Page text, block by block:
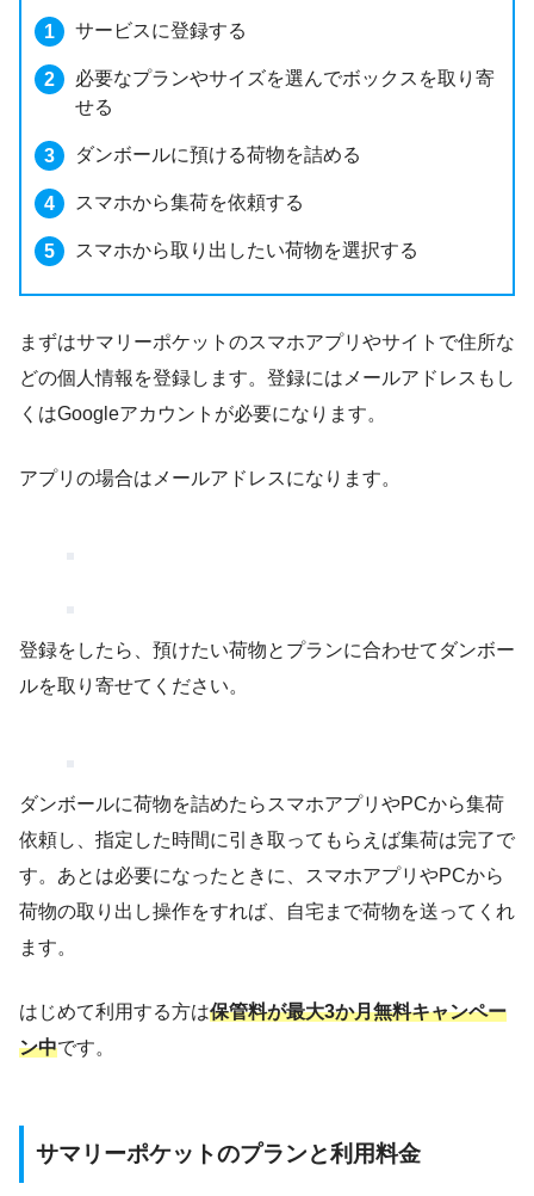
サービスに登録する
必要なプランやサイズを選んでボックスを取り寄
せる
ダンボールに預ける荷物を詰める
スマホから集荷を依頼する
スマホから取り出したい荷物を選択する
まずはサマリーポケットのスマホアプリやサイトで住所な
どの個人情報を登録します。登録にはメールアドレスもし
くはGoogleアカウントが必要になります。
アプリの場合はメールアドレスになります。
登録をしたら、預けたい荷物とプランに合わせてダンボー
ルを取り寄せてください。
ダンボールに荷物を詰めたらスマホアプリやPCから集荷
依頼し、指定した時間に引き取ってもらえば集荷は完了で
す。あとは必要になったときに、スマホアプリやPCから
荷物の取り出し操作をすれば、自宅まで荷物を送ってくれ
ます。
はじめて利用する方は保管料が最大3か月無料キャンペー
ン中です。
サマリーポケットのプランと利用料金